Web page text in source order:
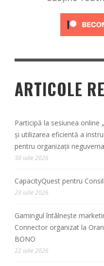
ARTICOLE
Participă la sesiunea online
și utilizarea eficientă a
pentru organizații
30 iulie 2026
CapacityQuest pentru
29 iulie 2026
Gamingul întâlnește
Connector organizat la
BONO
22 iulie 2026